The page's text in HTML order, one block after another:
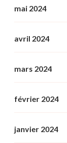
mai 2024
avril 2024
mars 2024
février 2024
janvier 2024